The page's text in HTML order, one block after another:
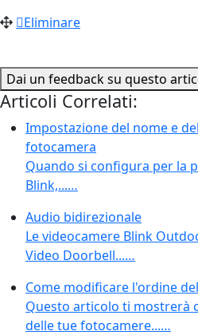
Eliminare
Dai un feedback su questo
Articoli Correlati:
Impostazione del nome e
fotocamera
Quando si configura per la
Blink,...…
Audio bidirezionale
Le videocamere Blink
Video Doorbell...…
Come modificare l'ordine
Questo articolo ti mostrerà
delle tue fotocamere...…